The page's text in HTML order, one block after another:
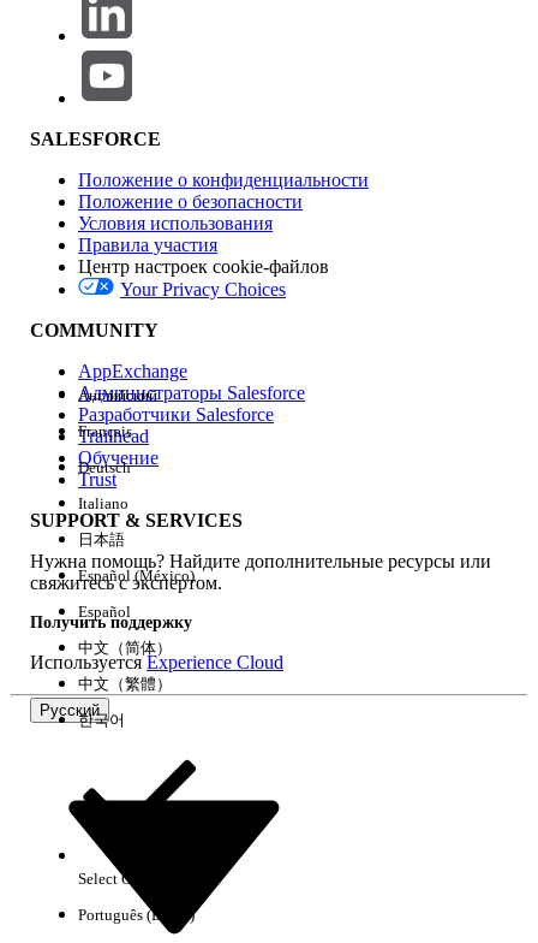
Влияние на функции
Версия
Возможности
Очистить все Готово
Результаты отсутствуют
SALESFORCE
Положение о конфиденциальности
Положение о безопасности
Условия использования
Правила участия
Центр настроек cookie-файлов
Your Privacy Choices
COMMUNITY
AppExchange
Администраторы Salesforce
Разработчики Salesforce
Trailhead
Обучение
Trust
SUPPORT & SERVICES
Нужна помощь? Найдите дополнительные ресурсы или
свяжитесь с экспертом.
Получить поддержку
ИспользуетсяExperience Cloud
Русский
Английский
Français
Deutsch
Italiano
日本語
Español (México)
Español
中文（简体）
中文（繁體）
한국어
Select Org
Português (Brasil)